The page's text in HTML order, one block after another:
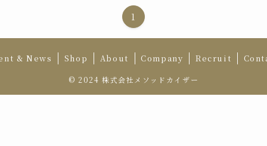
1
& News Shop About Company Recruit
© 2024 株式会社メソッドカイザー